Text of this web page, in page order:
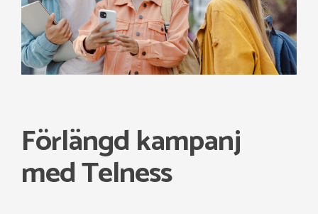
Förlängd kampanj
med Telness